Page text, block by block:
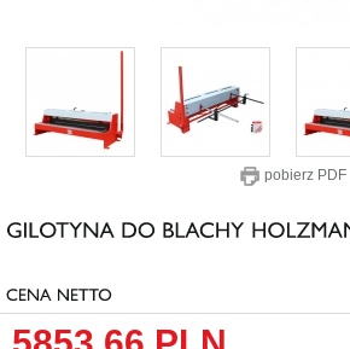
pobierz PDF